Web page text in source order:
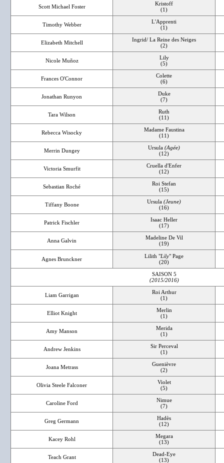
Scott Michael Foster
Kristoff
(1)
Timothy Webber
L'Apprenti
(1)
Elizabeth Mitchell
Ingrid/ La Reine des Neiges
(2)
Nicole Muñoz
Lily
(5)
Frances O'Connor
Colette
(6)
Jonathan Runyon
Duke
(7)
Tara Wilson
Ruth
(11)
Rebecca Wisocky
Madame Faustina
(11)
Merrin Dungey Ursula (Agée)
(12)
Victoria Smurfit
Cruella d'Enfer
(12)
Sebastian Roché
Roi Stefan
(15)
Tiffany Boone Ursula (Jeune)
(16)
Patrick Fischler
Isaac Heller
(17)
Anna Galvin
Madeline De Vil
(19)
Agnes Brunckner Lilith "Lily" Page
(20)
SAISON 5
(2015/2016)
Liam Garrigan
Roi Arthur
(1)
Elliot Knight
Merlin
(1)
Amy Manson
Merida
(1)
Andrew Jenkins
Sir Perceval
(1)
Joana Metrass
Guenièvre
(2)
Olivia Steele Falconer
Violet
(5)
Caroline Ford
Nimue
(7)
Greg Germann
Hadès
(12)
Kacey Rohl
Megara
(13)
Teach Grant
Dead-Eye
(13)